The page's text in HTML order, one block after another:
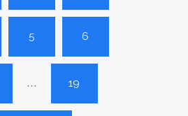
5 6
... 19